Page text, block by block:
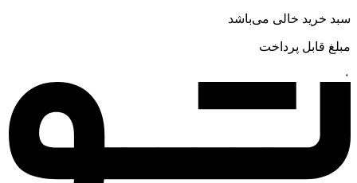
سبد خرید خالی می‌باشد
مبلغ قابل پرداخت
۰